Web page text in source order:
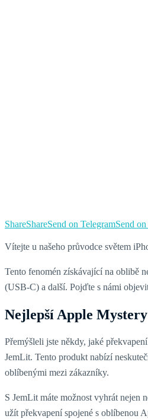
ShareShareSend on TelegramSend
Vítejte u našeho průvodce světem
Tento fenomén získávající na oblibě
(USB‑C) a další. Pojďte s námi
Nejlepší Apple
Přemýšleli jste někdy, jaké
JemLit. Tento produkt nabízí
oblíbenými mezi zákazníky.
S JemLit máte možnost vyhrát nejen
užít překvapení spojené s oblíbenou